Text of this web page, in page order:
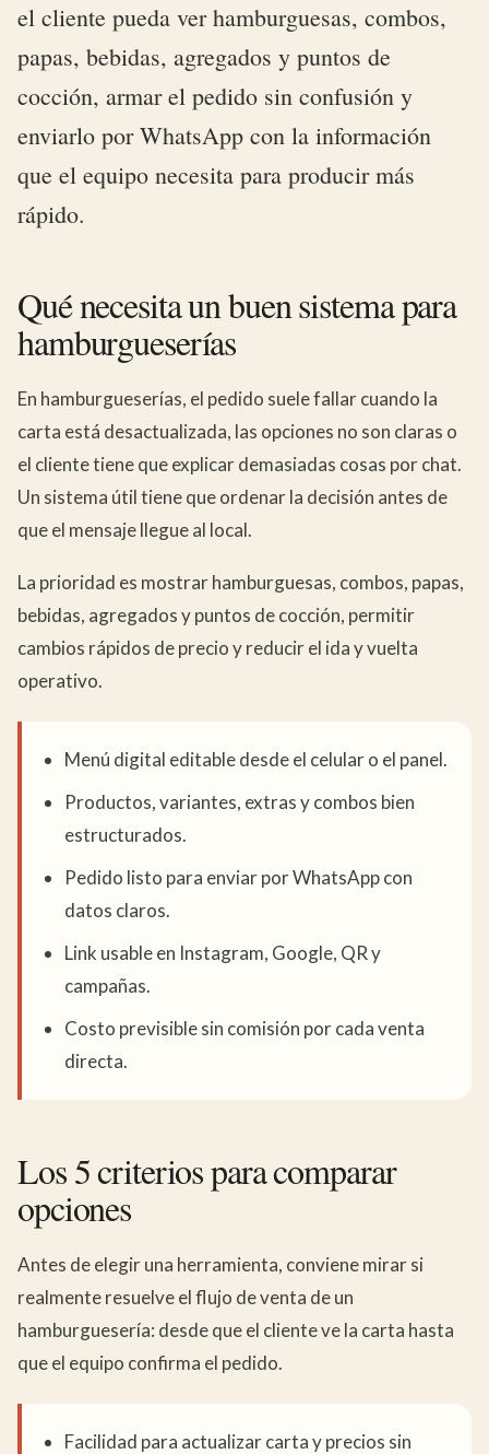
el cliente pueda ver hamburguesas, combos,
papas, bebidas, agregados y puntos de
cocción, armar el pedido sin confusión y
enviarlo por WhatsApp con la información
que el equipo necesita para producir más
rápido.
Qué necesita un buen sistema para
hamburgueserías
En hamburgueserías, el pedido suele fallar cuando la
carta está desactualizada, las opciones no son claras o
el cliente tiene que explicar demasiadas cosas por chat.
Un sistema útil tiene que ordenar la decisión antes de
que el mensaje llegue al local.
La prioridad es mostrar hamburguesas, combos, papas,
bebidas, agregados y puntos de cocción, permitir
cambios rápidos de precio y reducir el ida y vuelta
operativo.
Menú digital editable desde el celular o el panel.
Productos, variantes, extras y combos bien
estructurados.
Pedido listo para enviar por WhatsApp con
datos claros.
Link usable en Instagram, Google, QR y
campañas.
Costo previsible sin comisión por cada venta
directa.
Los 5 criterios para comparar
opciones
Antes de elegir una herramienta, conviene mirar si
realmente resuelve el flujo de venta de un
hamburguesería: desde que el cliente ve la carta hasta
que el equipo confirma el pedido.
Facilidad para actualizar carta y precios sin